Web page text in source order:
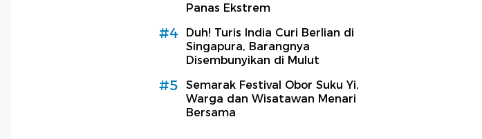
Panas Ekstrem
#4
Duh! Turis India Curi Berlian di
Singapura, Barangnya
Disembunyikan di Mulut
#5
Semarak Festival Obor Suku Yi,
Warga dan Wisatawan Menari
Bersama